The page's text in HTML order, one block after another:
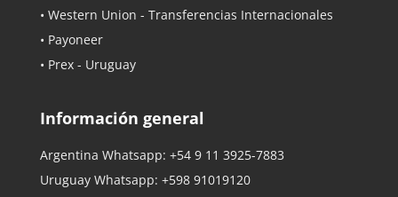
• Western Union - Transferencias Internacionales
• Payoneer
• Prex - Uruguay
Información general
Argentina Whatsapp: +54 9 11 3925-7883
Uruguay Whatsapp: +598 91019120